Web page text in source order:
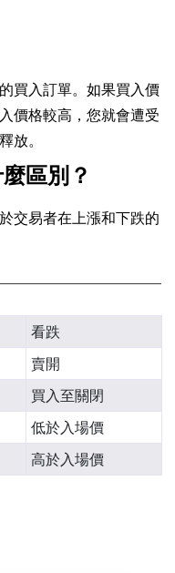
買入訂單。如果買入價
價格較高，您就會遭受
放。
區別？
交易者在上漲和下跌的
看跌
賣開
買入至關閉
低於入場價
高於入場價